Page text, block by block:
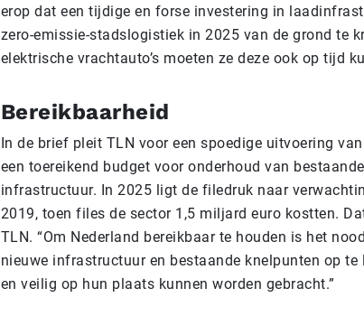
erop dat een tijdige en forse investering in
zero-emissie-stadslogistiek in 2025 van de grond te
elektrische vrachtauto’s moeten ze deze ook op tijd
Bereikbaarheid
In de brief pleit TLN voor een spoedige uitvoering
een toereikend budget voor onderhoud van
infrastructuur. In 2025 ligt de filedruk naar
2019, toen files de sector 1,5 miljard euro kostten.
TLN. “Om Nederland bereikbaar te houden is het
nieuwe infrastructuur en bestaande knelpunten op
en veilig op hun plaats kunnen worden gebracht.”